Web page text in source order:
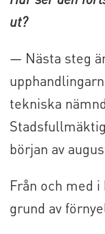
ut?
— Nästa steg
tekniska
början av
Från och med
grund av